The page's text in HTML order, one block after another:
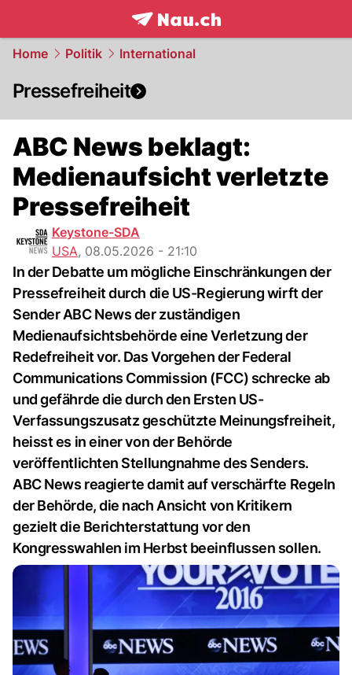
frontpage.NAU.ch
Home Politik International
Pressefreiheit
ABC News beklagt:
Medienaufsicht verletzte
Pressefreiheit
Keystone-SDA
USA, 08.05.2026 - 21:10
In der Debatte um mögliche Einschränkungen der
Pressefreiheit durch die US-Regierung wirft der
Sender ABC News der zuständigen
Medienaufsichtsbehörde eine Verletzung der
Redefreiheit vor. Das Vorgehen der Federal
Communications Commission (FCC) schrecke ab
und gefährde die durch den Ersten US-
Verfassungszusatz geschützte Meinungsfreiheit,
heisst es in einer von der Behörde
veröffentlichten Stellungnahme des Senders.
ABC News reagierte damit auf verschärfte Regeln
der Behörde, die nach Ansicht von Kritikern
gezielt die Berichterstattung vor den
Kongresswahlen im Herbst beeinflussen sollen.